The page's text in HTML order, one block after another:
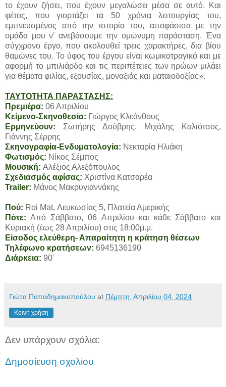
το έχουν ζήσει, που έχουν μεγαλώσει μέσα σε αυτό. Και
φέτος, που γιορτάζει τα 50 χρόνια λειτουργίας του,
εμπνευσμένος από την ιστορία του, αποφάσισα με την
ομάδα μου ν’ ανεβάσουμε την ομώνυμη παράσταση. Ένα
σύγχρονο έργο, που ακολουθεί τρεις χαρακτήρες, δια βίου
θαμώνες του. Το ύφος του έργου είναι κωμικοτραγικό και με
αφορμή το μπιλιάρδο και τις περιπέτειες των ηρώων μιλάει
για θέματα φιλίας, εξουσίας, μοναξιάς και ματαιοδοξίας».
ΤΑΥΤΟΤΗΤΑ ΠΑΡΑΣΤΑΣΗΣ:
Πρεμιέρα: 06 Απριλίου
Κείμενο-Σκηνοθεσία: Γιώργος Κλεάνθους
Ερμηνεύουν: Σωτήρης Δούβρης, Μιχάλης Καλιότσος,
Γιάννης Σέρρης
Σκηνογραφία-Ενδυματολογία: Νεκταρία Ηλιάκη
Φωτισμός: Νίκος Σέμπος
Μουσική: Αλέξιος Αλεξόπουλος
Σχεδιασμός αφίσας: Χριστίνα Κατσαρέα
Trailer: Μάνος Μακρυγιαννάκης
Πού: Roi Mat, Λευκωσίας 5, Πλατεία Αμερικής
Πότε: Από Σάββατο, 06 Απριλίου και κάθε Σάββατο και
Κυριακή (έως 28 Απριλίου) στις 18:00μ.μ.
Είσοδος ελεύθερη- Απαραίτητη η κράτηση θέσεων
Τηλέφωνο κρατήσεων: 6945136190
Διάρκεια: 90'
Γιώτα Παπαδημακοπούλου at Πέμπτη, Απριλίου 04, 2024
Κοινή χρήση
Δεν υπάρχουν σχόλια:
Δημοσίευση σχολίου